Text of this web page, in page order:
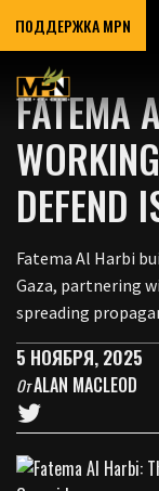
ПОДДЕРЖКА MPN
FATEMA
DEFEND
Fatema Al Harbi
Gaza, partnering
spreading
5 НОЯБРЯ, 2025
ОтALAN MACLEOD